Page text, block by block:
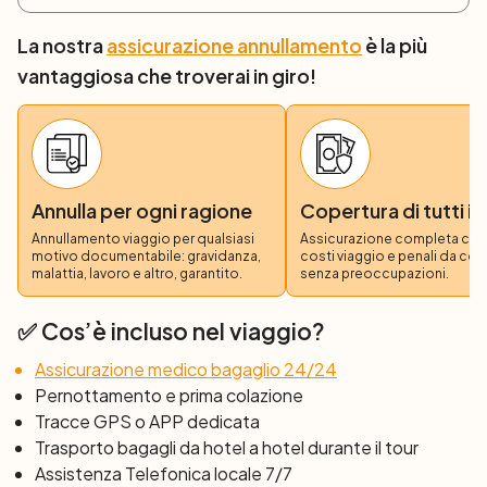
lungo il percorso, prima di dirigervi verso Carlisle, una città
storica ricca di tesori culturali.
Giorno 3: Carlisle - Brampton (23 km)
Lascerete l'animata città di Carlisle per pedalare lungo il
pittoresco fiume Eden. Con la macchina fotografica a
portata di mano, sarete pronti a immortalare scorci
incantevoli a ogni curva. Il percorso leggermente
ondulato vi condurrà attraverso il villaggio di Warwick
Bridge, fino a raggiungere Brampton per una meritata
Giorno 4: Brampton - Twice Brewed (35 km)
Viaggerete oggi attraverso il villaggio di Lanercost, sede
di un affascinante priorato del 1165. Affrontate la prima
vera salita della vostra avventura: chi in famiglia
raggiungerà per primo la cima? Passerete accanto al
La nostraassicurazione annullamento è la più
vantaggiosa che troverai in giro!
Annulla per ogni ragione
Annullamento viaggio per qualsiasi
motivo documentabile: gravidanza,
malattia, lavoro e altro, garantito.
Copertura di tutti i
Assicurazione completa
costi viaggio e penali da
senza preoccupazioni.
✅ Cos’è incluso nel viaggio?
Assicurazione medico bagaglio 24/24
Pernottamento e prima colazione
Tracce GPS o APP dedicata
Trasporto bagagli da hotel a hotel durante il tour
Assistenza Telefonica locale 7/7